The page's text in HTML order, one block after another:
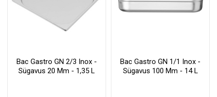
Bac Gastro GN 2/3 Inox -
Sügavus 20 Mm - 1,35 L
Bac Gastro GN 1/1 Inox -
Sügavus 100 Mm - 14 L